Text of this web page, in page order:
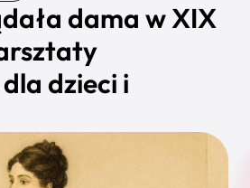
Wyszukaj
dama w XIX
dzieci i